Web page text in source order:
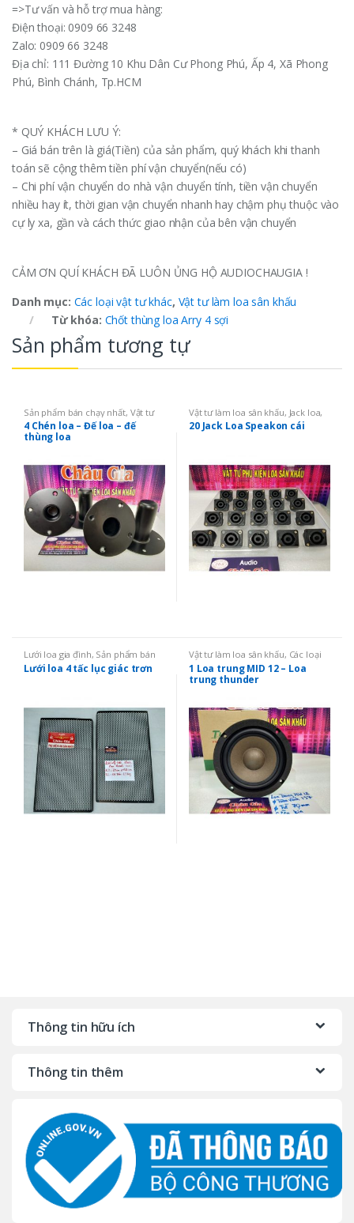
=>Tư vấn và hỗ trợ mua hàng:
Điện thoại: 0909 66 3248
Zalo: 0909 66 3248
Địa chỉ: 111 Đường 10 Khu Dân Cư Phong Phú, Ấp 4, Xã Phong
Phú, Bình Chánh, Tp.HCM
* QUÝ KHÁCH LƯU Ý:
– Giá bán trên là giá(Tiền) của sản phẩm, quý khách khi thanh
toán sẽ cộng thêm tiền phí vận chuyển(nếu có)
– Chi phí vận chuyển do nhà vận chuyển tính, tiền vận chuyển
nhiều hay ít, thời gian vận chuyển nhanh hay chậm phụ thuộc vào
cự ly xa, gần và cách thức giao nhận của bên vận chuyển
CẢM ƠN QUÍ KHÁCH ĐÃ LUÔN ỦNG HỘ AUDIOCHAUGIA !
Danh mục: Các loại vật tư khác, Vật tư làm loa sân khấu
Từ khóa: Chốt thùng loa Arry 4 sợi
Sản phẩm tương tự
Sản phẩm bán chạy nhất, Vật tư
làm loa sân khấu,Chén loa, giá
đỡ, giá treo loa
4 Chén loa – Đế loa – đế
thùng loa
Vật tư làm loa sân khấu, Jack loa,
cọc loa
20 Jack Loa Speakon cái
Lưới loa gia đình, Sản phẩm bán
chạy nhất, Vật tư làm loa sân
khấu,Lưới loa sân khấu
Lưới loa 4 tấc lục giác trơn
Vật tư làm loa sân khấu, Các loại
vật tư khác
1 Loa trung MID 12 – Loa
trung thunder
Thông tin hữu ích
Thông tin thêm